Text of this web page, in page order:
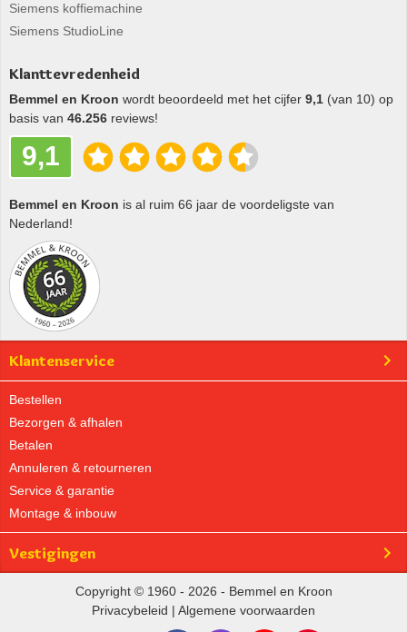
Siemens koffiemachine
Siemens StudioLine
Klanttevredenheid
Bemmel en Kroon wordt beoordeeld met het cijfer 9,1 (van 10) op
basis van 46.256 reviews!
9,1
Bemmel en Kroon is al ruim 66 jaar de voordeligste van
Nederland!
Klantenservice
Bestellen
Bezorgen & afhalen
Betalen
Annuleren & retourneren
Service & garantie
Montage & inbouw
Vestigingen
Copyright © 1960 - 2026 - Bemmel en Kroon
Privacybeleid | Algemene voorwaarden